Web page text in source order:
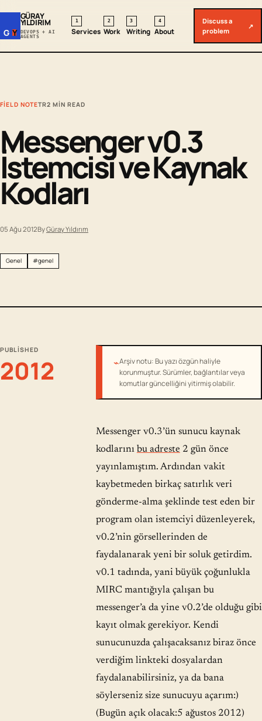
G Y
GÜRAY
YILDIRIM
DEVOPS + AI
AGENTS
1
Services
2
Work
3
Writing
4
About
Discuss a
problem
↗
FIELD NOTETR2 MIN READ
Messenger v0.3
İstemcisi ve Kaynak
Kodları
05 Ağu 2012ByGüray Yıldırım
Genel #genel
PUBLISHED
2012 ⌁Arşiv notu: Bu yazı özgün haliyle
korunmuştur. Sürümler, bağlantılar veya
komutlar güncelliğini yitirmiş olabilir.
Messenger v0.3’ün sunucu kaynak
kodlarını bu adreste 2 gün önce
yayınlamıştım. Ardından vakit
kaybetmeden birkaç satırlık veri
gönderme-alma şeklinde test eden bir
program olan istemciyi düzenleyerek,
v0.2’nin görsellerinden de
faydalanarak yeni bir soluk getirdim.
v0.1 tadında, yani büyük çoğunlukla
MIRC mantığıyla çalışan bu
messenger’a da yine v0.2’de olduğu gibi
kayıt olmak gerekiyor. Kendi
sunucunuzda çalışacaksanız biraz önce
verdiğim linkteki dosyalardan
faydalanabilirsiniz, ya da bana
söylerseniz size sunucuyu açarım:)
(Bugün açık olacak:5 ağustos 2012)